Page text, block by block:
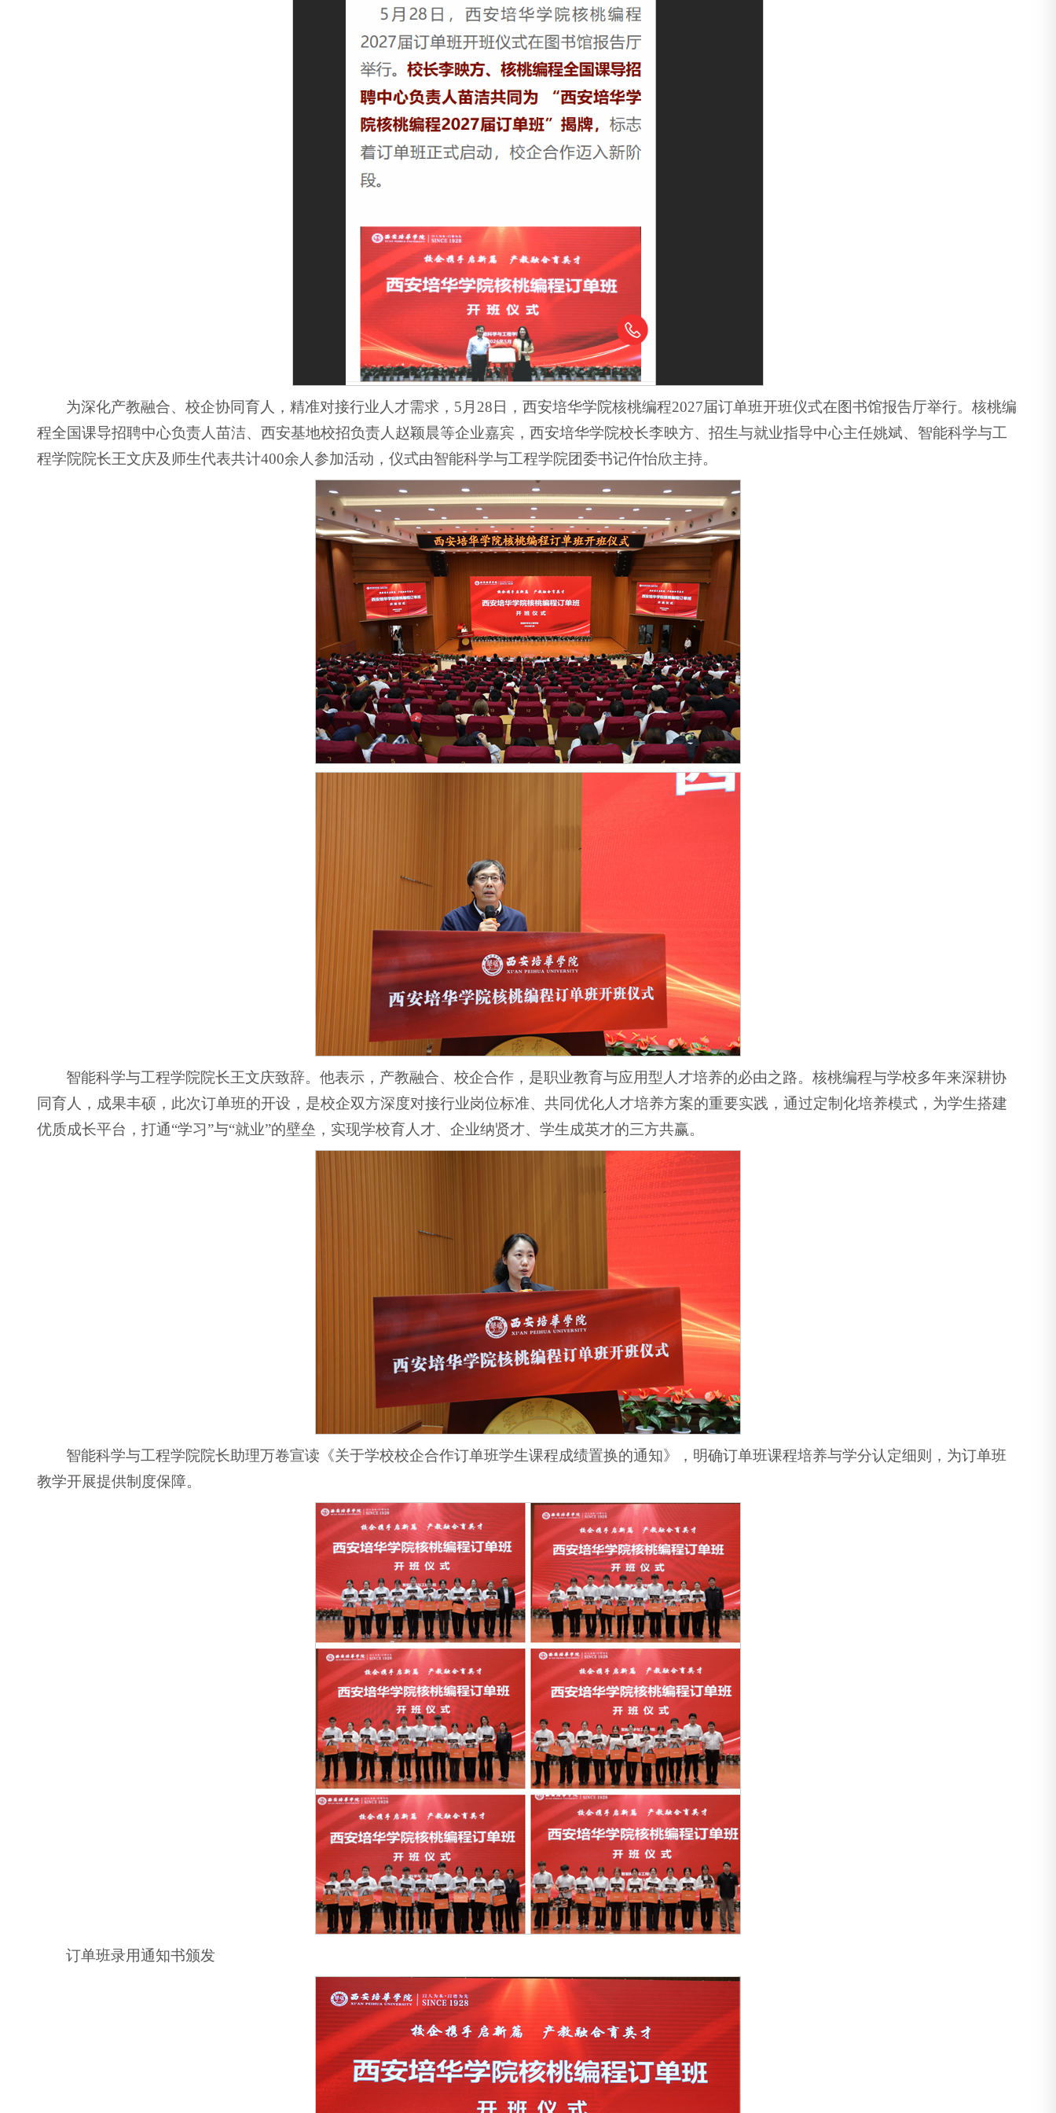
为深化产教融合、校企协同育人，精准对接行业人才需求，5月28日，西安培华学院核桃编程2027届订单班开班仪式在图书馆报告厅举行。核桃编
程全国课导招聘中心负责人苗洁、西安基地校招负责人赵颖晨等企业嘉宾，西安培华学院校长李映方、招生与就业指导中心主任姚斌、智能科学与工
程学院院长王文庆及师生代表共计400余人参加活动，仪式由智能科学与工程学院团委书记仵怡欣主持。
智能科学与工程学院院长王文庆致辞。他表示，产教融合、校企合作，是职业教育与应用型人才培养的必由之路。核桃编程与学校多年来深耕协
同育人，成果丰硕，此次订单班的开设，是校企双方深度对接行业岗位标准、共同优化人才培养方案的重要实践，通过定制化培养模式，为学生搭建
优质成长平台，打通“学习”与“就业”的壁垒，实现学校育人才、企业纳贤才、学生成英才的三方共赢。
智能科学与工程学院院长助理万卷宣读《关于学校校企合作订单班学生课程成绩置换的通知》，明确订单班课程培养与学分认定细则，为订单班
教学开展提供制度保障。
订单班录用通知书颁发